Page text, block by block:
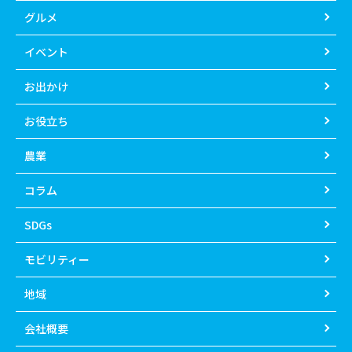
グルメ
イベント
お出かけ
お役立ち
農業
コラム
SDGs
モビリティー
地域
会社概要